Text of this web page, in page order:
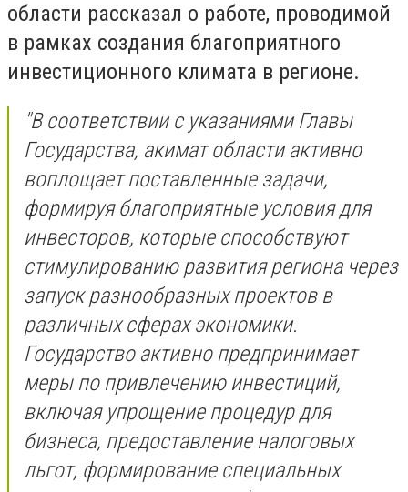
области рассказал о работе, проводимой
в рамках создания благоприятного
инвестиционного климата в регионе.
​"В соответствии с указаниями Главы
Государства, акимат области активно
воплощает поставленные задачи,
формируя благоприятные условия для
инвесторов, которые способствуют
стимулированию развития региона через
запуск разнообразных проектов в
различных сферах экономики.
Государство активно предпринимает
меры по привлечению инвестиций,
включая упрощение процедур для
бизнеса, предоставление налоговых
льгот, формирование специальных